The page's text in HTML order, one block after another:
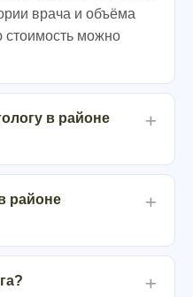
врача и объёма
стоимость можно
в районе
районе